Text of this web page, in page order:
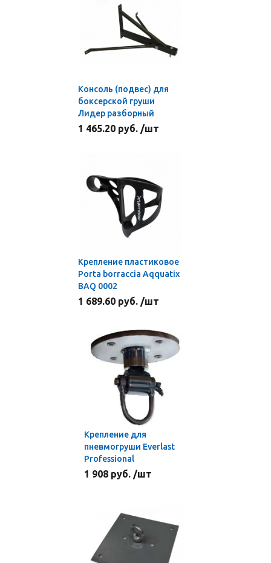
Консоль (подвес) для
боксерской груши
Лидер разборный
1 465.20 руб. /шт
Крепление пластиковое
Porta borraccia Aqquatix
BAQ 0002
1 689.60 руб. /шт
Крепление для
пневмогруши Everlast
Professional
1 908 руб. /шт